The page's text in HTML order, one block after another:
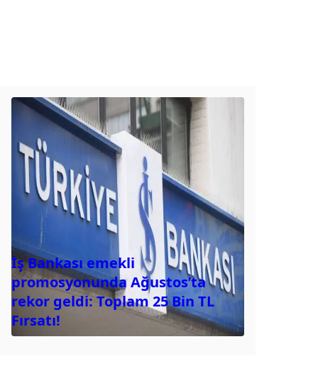
İş Bankası emekli
promosyonunda Ağustos’ta
rekor geldi: Toplam 25 Bin TL
Fırsatı!